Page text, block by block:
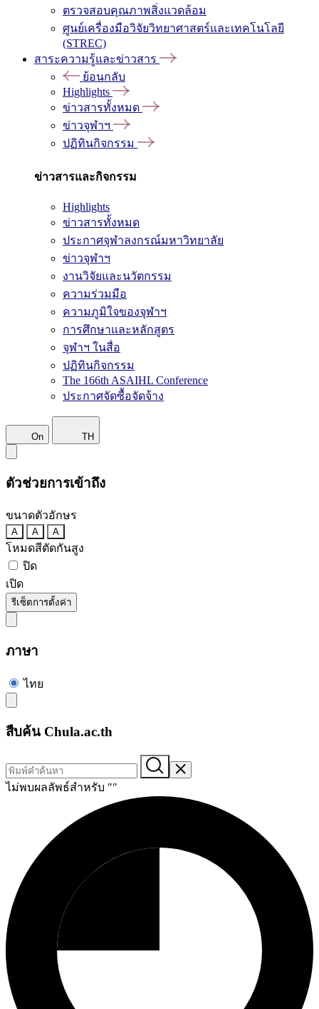
ตรวจสอบคุณภาพสิ่งแวดล้อม
ศูนย์เครื่องมือวิจัยวิทยาศาสตร์และเทคโนโลยี
(STREC)
สาระความรู้และข่าวสาร
ย้อนกลับ
Highlights
ข่าวสารทั้งหมด
ข่าวจุฬาฯ
ปฏิทินกิจกรรม
ข่าวสารและกิจกรรม
Highlights
ข่าวสารทั้งหมด
ประกาศจุฬาลงกรณ์มหาวิทยาลัย
ข่าวจุฬาฯ
งานวิจัยและนวัตกรรม
ความร่วมมือ
ความภูมิใจของจุฬาฯ
การศึกษาและหลักสูตร
จุฬาฯ ในสื่อ
ปฏิทินกิจกรรม
The 166th ASAIHL Conference
ประกาศจัดซื้อจัดจ้าง
On TH
ตัวช่วยการเข้าถึง
ขนาดตัวอักษร
A A A
โหมดสีตัดกันสูง
ปิด
เปิด
รีเซ็ตการตั้งค่า
ภาษา
ไทย
สืบค้น Chula.ac.th
ไม่พบผลลัพธ์สำหรับ ""